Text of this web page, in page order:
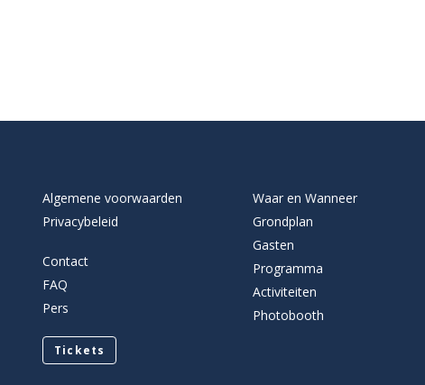
Algemene voorwaarden
Privacybeleid
Contact
FAQ
Pers
Tickets
Waar en Wanneer
Grondplan
Gasten
Programma
Activiteiten
Photobooth